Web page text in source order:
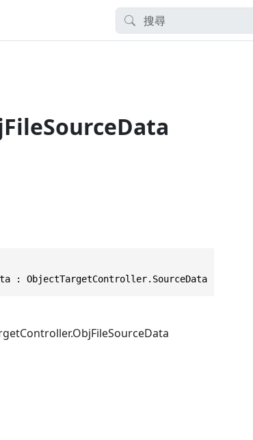
: ObjectTargetController.SourceData